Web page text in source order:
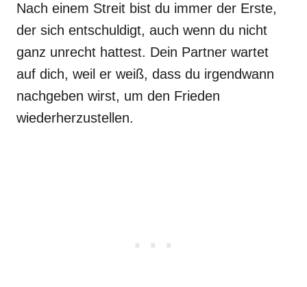
Nach einem Streit bist du immer der Erste,
der sich entschuldigt, auch wenn du nicht
ganz unrecht hattest. Dein Partner wartet
auf dich, weil er weiß, dass du irgendwann
nachgeben wirst, um den Frieden
wiederherzustellen.